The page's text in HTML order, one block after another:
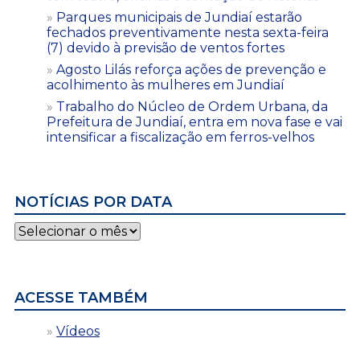
Parques municipais de Jundiaí estarão
fechados preventivamente nesta sexta-feira
(7) devido à previsão de ventos fortes
Agosto Lilás reforça ações de prevenção e
acolhimento às mulheres em Jundiaí
Trabalho do Núcleo de Ordem Urbana, da
Prefeitura de Jundiaí, entra em nova fase e vai
intensificar a fiscalização em ferros-velhos
NOTÍCIAS POR DATA
Notícias
por
ACESSE TAMBÉM
Vídeos